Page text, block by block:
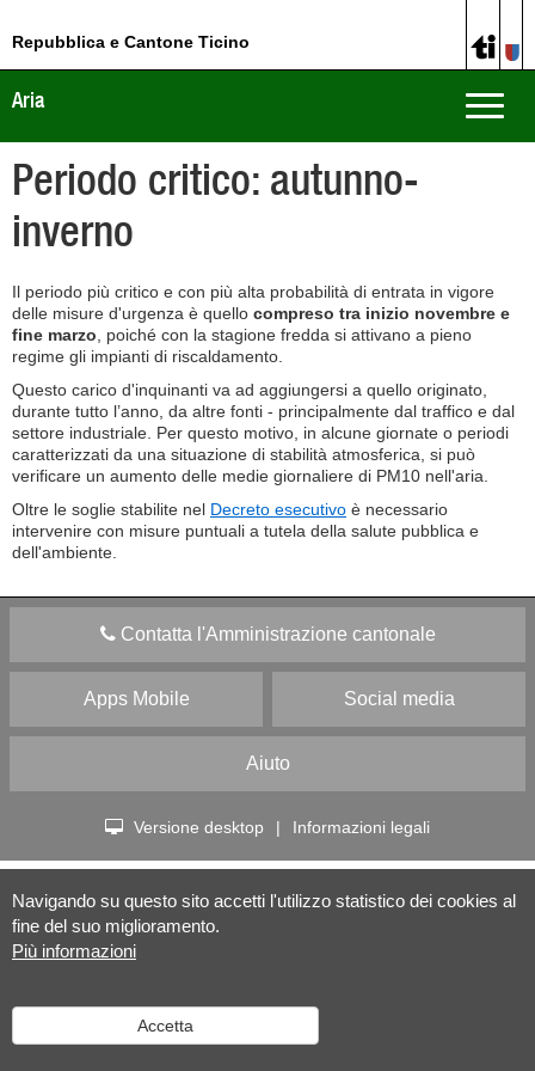
Navigando su questo sito accetti l'utilizzo statistico dei cookies al
fine del suo miglioramento.
Più informazioni
Accetta
Repubblica e Cantone Ticino
Toggle
Aria
Periodo critico: autunno-
inverno
Il periodo più critico e con più alta probabilità di entrata in vigore
delle misure d'urgenza è quello compreso tra inizio novembre e
fine marzo , poiché con la stagione fredda si attivano a pieno
regime gli impianti di riscaldamento.
Questo carico d'inquinanti va ad aggiungersi a quello originato,
durante tutto l’anno, da altre fonti - principalmente dal traffico e dal
settore industriale. Per questo motivo, in alcune giornate o periodi
caratterizzati da una situazione di stabilità atmosferica, si può
verificare un aumento delle medie giornaliere di PM10 nell'aria.
Oltre le soglie stabilite nel Decreto esecutivo è necessario
intervenire con misure puntuali a tutela della salute pubblica e
dell'ambiente.
Contatta l'Amministrazione cantonale
Apps Mobile Social media
Aiuto
Versione desktop | Informazioni legali